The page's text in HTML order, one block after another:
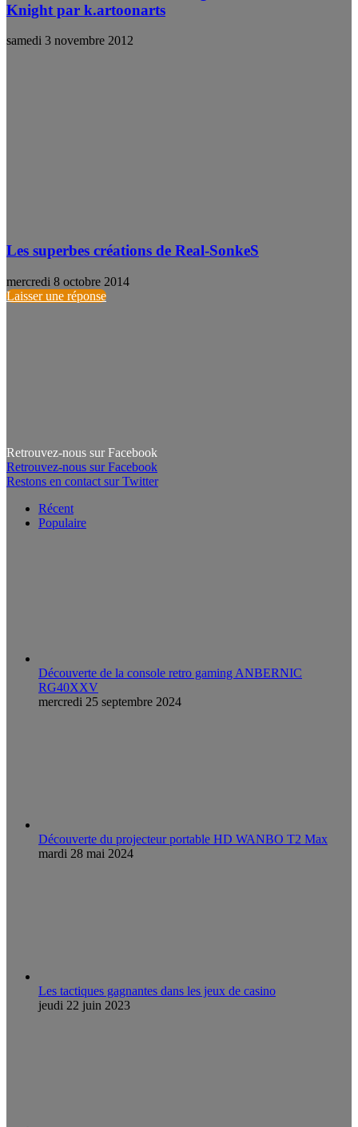
Knight par k.artoonarts
samedi 3 novembre 2012
Les superbes créations de Real-SonkeS
mercredi 8 octobre 2014
Laisser une réponse
Retrouvez-nous sur Facebook
Retrouvez-nous sur Facebook
Restons en contact sur Twitter
Récent
Populaire
Découverte de la console retro gaming ANBERNIC
RG40XXV
mercredi 25 septembre 2024
Découverte du projecteur portable HD WANBO T2 Max
mardi 28 mai 2024
Les tactiques gagnantes dans les jeux de casino
jeudi 22 juin 2023